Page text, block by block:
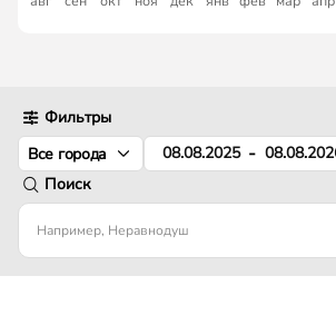
Фильтры
Все города
-
Поиск